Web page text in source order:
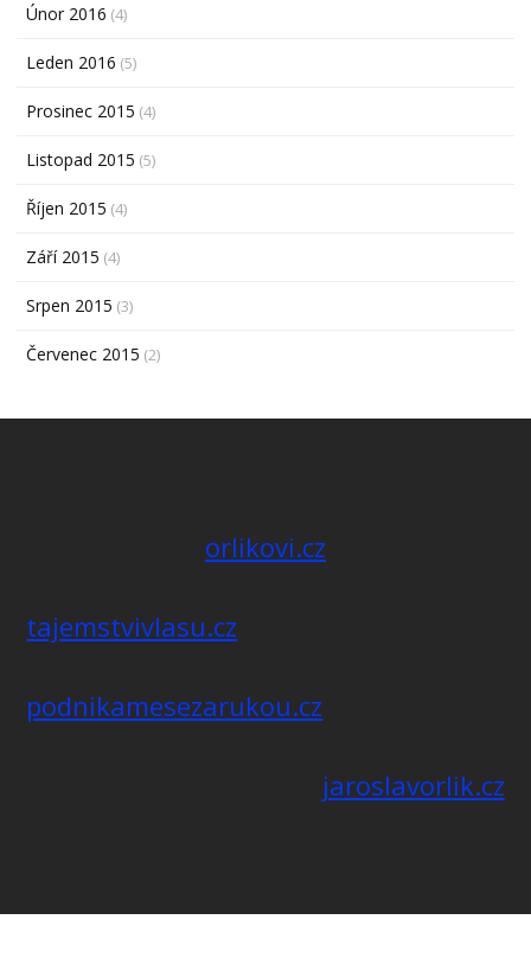
Únor 2016 (4)
Leden 2016 (5)
Prosinec 2015 (4)
Listopad 2015 (5)
Říjen 2015 (4)
Září 2015 (4)
Srpen 2015 (3)
Červenec 2015 (2)
orlikovi.cz
tajemstvivlasu.cz
podnikamesezarukou.cz
jaroslavorlik.cz